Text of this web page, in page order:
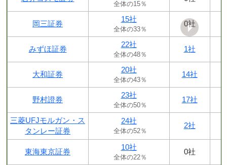
全体の15％
岡三証券
15社
全体の33％
0社
みずほ証券
22社
全体の48％
1社
大和証券
20社
全体の43％
14社
野村證券
23社
全体の50％
17社
三菱UFJモルガン・ス
タンレー証券
24社
全体の52％
2社
東海東京証券
10社
全体の22％
0社